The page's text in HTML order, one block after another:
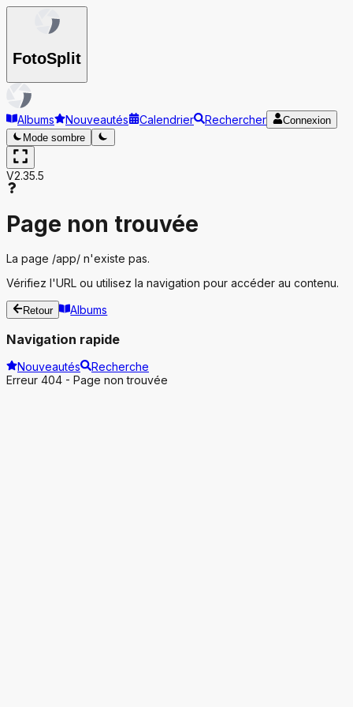
FotoSplit
Albums Nouveautés Calendrier Rechercher
Connexion
Mode sombre
V2.35.5
Page non trouvée
La page /app/ n'existe pas.
Vérifiez l'URL ou utilisez la navigation pour accéder au contenu.
Retour Albums
Navigation rapide
Nouveautés
Recherche
Erreur 404 - Page non trouvée